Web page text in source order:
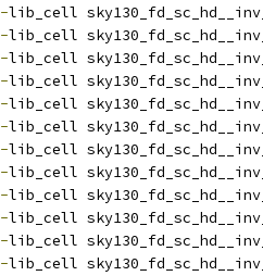
-lib_cell
-lib_cell
-lib_cell
-lib_cell
-lib_cell
-lib_cell
-lib_cell
-lib_cell
-lib_cell
-lib_cell
-lib_cell
-lib_cell